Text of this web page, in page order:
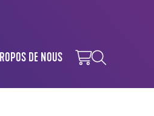
DE NOUS